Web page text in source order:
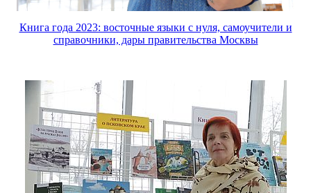
Книга года 2023: восточные языки с нуля, самоучители и
справочники, дары правительства Москвы